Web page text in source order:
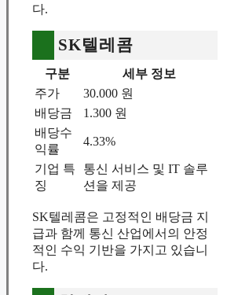
다.
SK텔레콤
구분
세부 정보
주가
30.000 원
배당금
1.300 원
배당수
익률
4.33%
기업 특
징
통신 서비스 및 IT 솔루
션을 제공
SK텔레콤은 고정적인 배당금 지
급과 함께 통신 산업에서의 안정
적인 수익 기반을 가지고 있습니
다.